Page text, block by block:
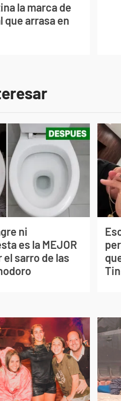
la marca de
que arrasa en
ni
es la MEJOR
sarro de las